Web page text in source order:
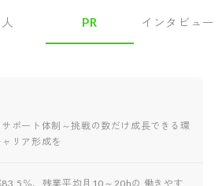
PR インタビュー
ポート体制～挑戦の数だけ成長できる環
リア形成を
％、残業平均月10～20hの 働きやす